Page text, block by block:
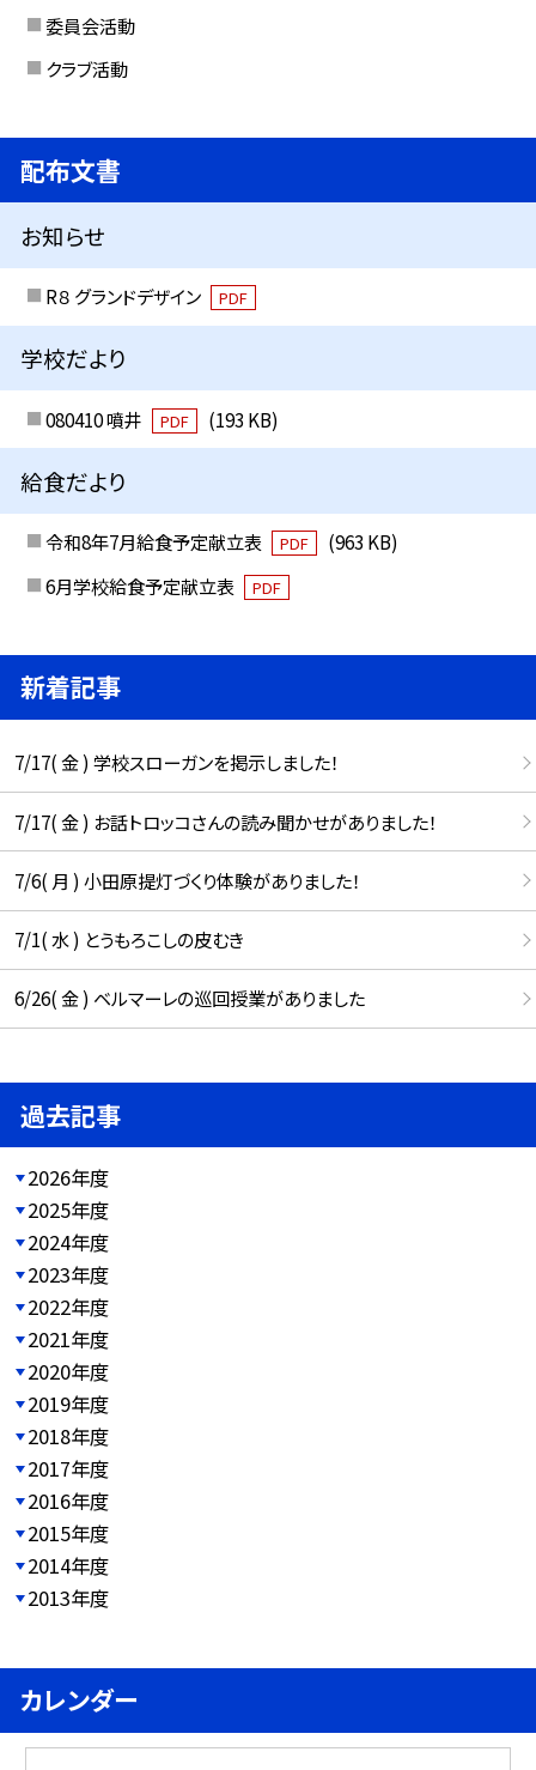
委員会活動
クラブ活動
配布文書
お知らせ
R８ グランドデザイン PDF
学校だより
080410 噴井 PDF (193 KB)
給食だより
令和8年7月給食予定献立表 PDF
(963 KB)
6月学校給食予定献立表
PDF
新着記事
7/17( 金 ) 学校スローガンを掲示しました！
7/17( 金 ) お話トロッコさんの読み聞かせがありました！
7/6( 月 ) 小田原提灯づくり体験がありました！
7/1( 水 ) とうもろこしの皮むき
6/26( 金 ) ベルマーレの巡回授業がありました
過去記事
2026年度
2025年度
2024年度
2023年度
2022年度
2021年度
2020年度
2019年度
2018年度
2017年度
2016年度
2015年度
2014年度
2013年度
カレンダー